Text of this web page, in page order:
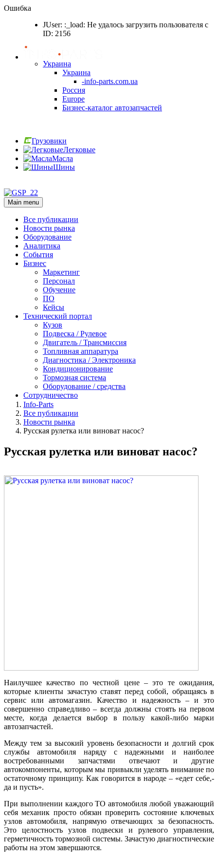
Ошибка
JUser: :_load: Не удалось загрузить пользователя с
ID: 2156
Украина
Украина
-info-parts.com.ua
Россия
Europe
Бизнес-каталог автозапчастей
Грузовики
Легковые
Масла
Шины
Main menu
Все публикации
Новости рынка
Оборудование
Аналитика
События
Бизнес
Маркетинг
Персонал
Обучение
ПО
Кейсы
Технический портал
Кузов
Подвеска / Рулевое
Двигатель / Трансмиссия
Топливная аппаратура
Диагностика / Электроника
Кондиционирование
Тормозная система
Оборудование / средства
Сотрудничество
Info-Parts
Все публикации
Новости рынка
Русская рулетка или виноват насос?
Русская рулетка или виноват насос?
Наилучшее качество по честной цене – это те ожидания,
которые клиенты зачастую ставят перед собой, обращаясь в
сервис или автомагазин. Качество и надежность – и это
совершенно справедливо – всегда должны стоять на первом
месте, когда делается выбор в пользу какой-либо марки
автозапчастей.
Между тем за высокий уровень безопасности и долгий срок
службы автомобиля наряду с надежными и наиболее
востребованными запчастями отвечают и другие
автокомпоненты, которым мы привыкли уделять внимание по
остаточному принципу. Как говорится в народе – «едет себе,-
да и пусть».
При выполнении каждого ТО автомобиля любой уважающий
себя механик просто обязан проверить состояние ключевых
узлов автомобиля, напрямую отвечающих за безопасность.
Это целостность узлов подвески и рулевого управления,
герметичность тормозной системы. Зачастую диагностические
работы на этом завершаются.